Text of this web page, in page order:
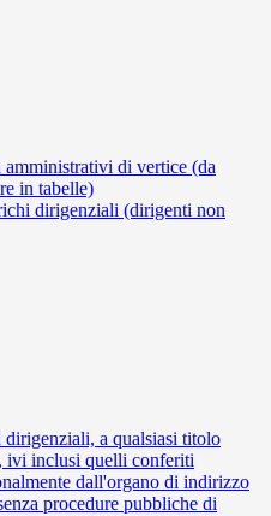
amministrativi di vertice (da
in tabelle)
dirigenziali (dirigenti non
dirigenziali, a qualsiasi titolo
ivi inclusi quelli conferiti
dall'organo di indirizzo
procedure pubbliche di